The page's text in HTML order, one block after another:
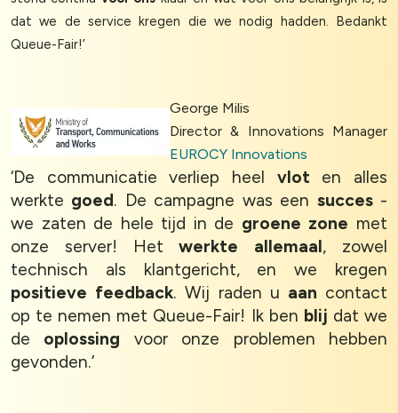
dat we de service kregen die we nodig hadden. Bedankt
Queue-Fair!’
George Milis
Director & Innovations Manager
EUROCY Innovations
‘De communicatie verliep heel vloten alles
werkte goed. De campagne was een succes-
we zaten de hele tijd in de groene zone met
onze server! Hetwerkte allemaal, zowel
technisch als klantgericht, en we kregen
positieve feedback. Wij raden u aan contact
op te nemen met Queue-Fair! Ik ben blij dat we
de oplossing voor onze problemen hebben
gevonden.’